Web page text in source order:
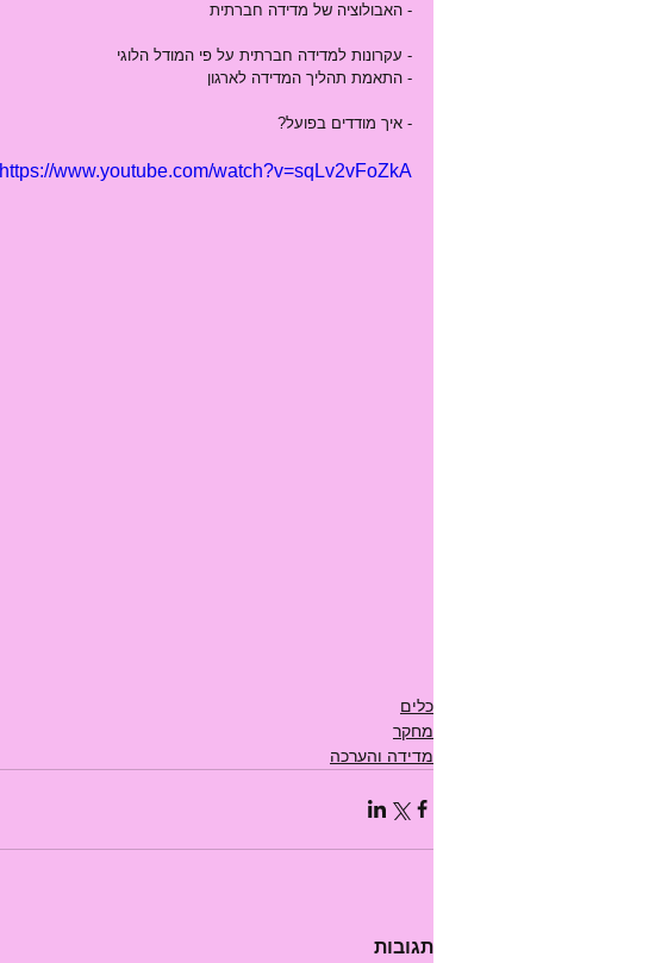
- האבולוציה של מדידה חברתית
- עקרונות למדידה חברתית על פי המודל הלוגי
- התאמת תהליך המדידה לארגון
- איך מודדים בפועל?
https://www.youtube.com/watch?v=sqLv2vFoZkA
כלים
מחקר
מדידה והערכה
תגובות